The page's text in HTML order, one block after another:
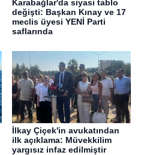
Karabağlar'da siyasi tablo
değişti: Başkan Kınay ve 17
meclis üyesi YENİ Parti
saflarında
İlkay Çiçek'in avukatından
ilk açıklama: Müvekkilim
yargısız infaz edilmiştir